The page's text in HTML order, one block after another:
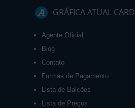
GRÁFICA ATUAL CARD
Agente Oficial
Blog
Contato
Formas de Pagamento
Lista de Balcões
Lista de Preços